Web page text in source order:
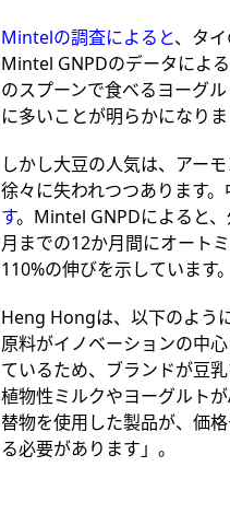
Mintelの調査によると、タ
Mintel GNPDのデータによ
のスプーンで食べるヨーグ
に多いことが明らかになりま
しかし大豆の人気は、アー
徐々に失われつつあります。
す。Mintel GNPDによると
月までの12か月間にオート
110%の伸びを示しています。
Heng Hongは、以下のよう
原料がイノベーションの中
ているため、ブランドが豆
植物性ミルクやヨーグルト
替物を使用した製品が、価
る必要があります」。